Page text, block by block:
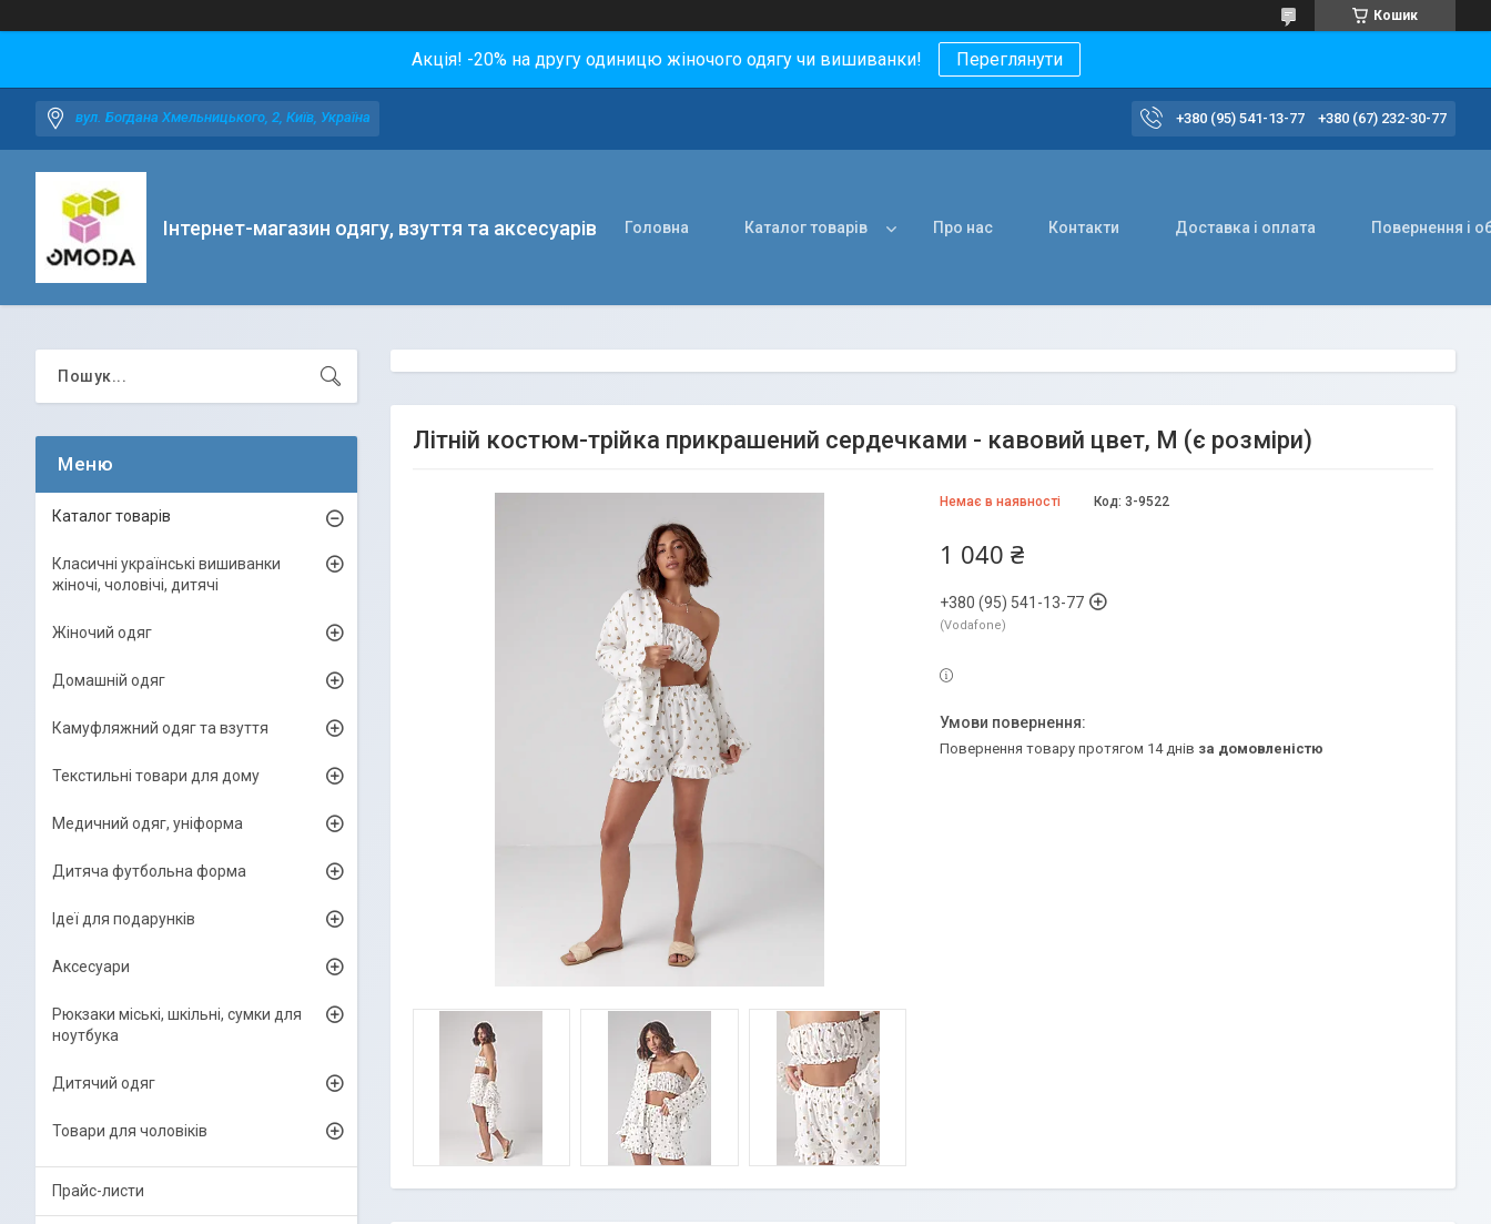
Кошик
Акція! -20% на другу одиницю жіночого одягу чи вишиванки! Переглянути
вул. Богдана Хмельницького, 2, Київ, Україна +380 (95) 541-13-77 +380 (67) 232-30-77
Інтернет-магазин одягу, взуття та аксесуарів Головна Каталог товарів Про нас Контакти Доставка і оплата Повернення і
Літній костюм-трійка прикрашений сердечками - кавовий цвет, M (є розміри)
Немає в наявності Код: 3-9522
1 040 ₴
+380 (95) 541-13-77
Vodafone
повернення товару протягом 14 днів за домовленістю
Каталог товарів
Класичні українські вишиванки
жіночі, чоловічі, дитячі
Жіночий одяг
Домашній одяг
Камуфляжний одяг та взуття
Текстильні товари для дому
Медичний одяг, уніформа
Дитяча футбольна форма
Ідеї для подарунків
Аксесуари
Рюкзаки міські, шкільні, сумки для
ноутбука
Дитячий одяг
Товари для чоловіків
Прайс-листи